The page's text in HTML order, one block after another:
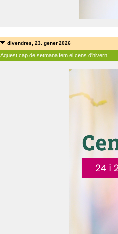
divendres, 23. gener 2026
Aquest cap de setmana fem el cens d'hivern!